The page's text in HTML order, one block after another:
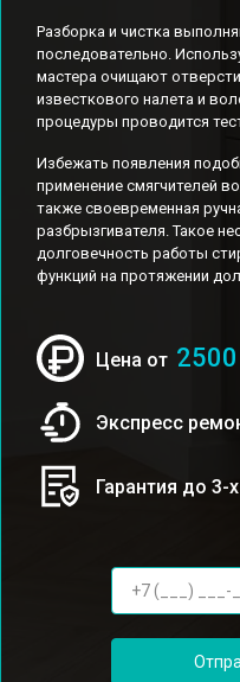
Разборка и чистка
последовательно.
мастера очищают
известкового налета и
процедуры проводится
Избежать появления
применение смягчителей
также своевременная
разбрызгивателя. Такое
долговечность работы
функций на протяжении
Цена от 2500
Экспресс
Гарантия до 3-